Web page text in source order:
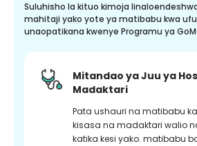
Suluhisho la kituo kimoja
mahitaji yako yote ya matibabu kwa
unaopatikana kwenye Programu ya
Mitandao ya Juu ya
Madaktari
Pata ushauri na matibabu
kisasa na madaktari walio
katika kesi yako. matibabu